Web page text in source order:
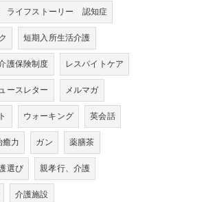
イフストーリー 認知症
短期入所生活介護
護保険制度
レスパイトケア
ースレター
メルマガ
ウォーキング
英会話
力 ガン
薬膳茶
選び
親孝行、介護
介護施設